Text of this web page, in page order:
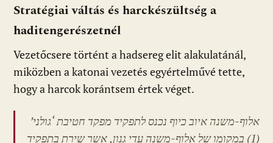
Stratégiai váltás és harckészültség a
haditengerészetnél
Vezetőcsere történt a hadsereg elit alakulatánál,
miközben a katonai vezetés egyértelművé tette,
hogy a harcok korántsem értek véget.
אלוף-משנה איוב כיוף נכנס לתפקיד מפקד חטיבת ‘גולני’
(1) במקומו של אלוף-משנה עדי גנון, אשר שירת בתפקיד